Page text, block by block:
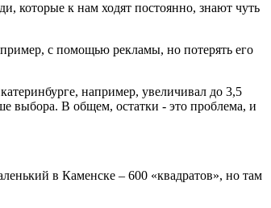
которые к нам ходят постоянно, знают чуть
с помощью рекламы, но потерять его
например, увеличивал до 3,5
выбора. В общем, остатки - это проблема, и
в Каменске – 600 «квадратов», но там